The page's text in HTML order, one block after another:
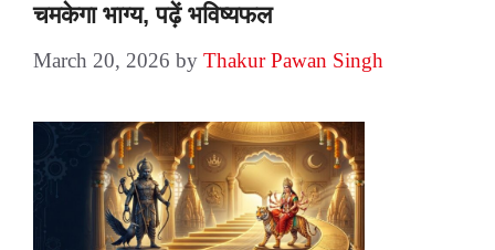
चमकेगा भाग्य, पढ़ें भविष्यफल
March 20, 2026 by Thakur Pawan Singh